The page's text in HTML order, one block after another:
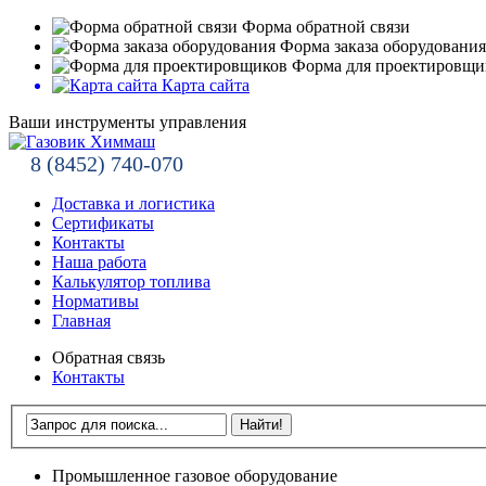
Форма обратной связи
Форма заказа оборудования
Форма для
Карта сайта
Ваши инструменты управления
8 (8452) 740-070
Доставка и логистика
Сертификаты
Контакты
Наша работа
Калькулятор топлива
Нормативы
Главная
Обратная связь
Контакты
Промышленное газовое оборудование